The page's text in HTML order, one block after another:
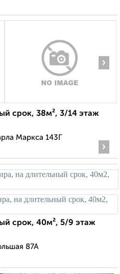
›
срок, 38м², 3/14 этаж
Маркса 143Г
›
срок, 40м², 5/9 этаж
87А